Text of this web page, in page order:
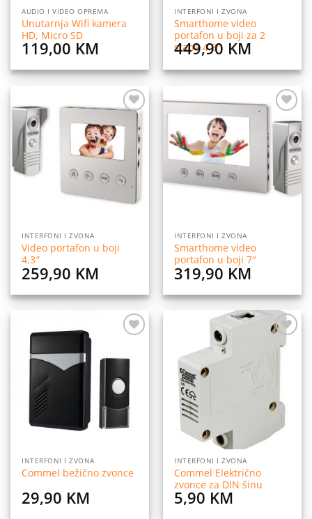
AUDIO I VIDEO OPREMA
Unutarnja Wifi kamera
HD, Micro SD
119,00 KM
INTERFONI I ZVONA
Smarthome video
portafon u boji za 2
stana 4,3″
449,90 KM
Dodaj
listu
želja
INTERFONI I ZVONA
Video portafon u boji
4,3″
259,90 KM
Dodaj
listu
želja
INTERFONI I ZVONA
Smarthome video
portafon u boji 7″
319,90 KM
INTERFONI I ZVONA
Commel bežično zvonce
29,90 KM
Dodaj
INTERFONI I ZVONA
Commel Električno
zvonce za DIN šinu
5,90 KM